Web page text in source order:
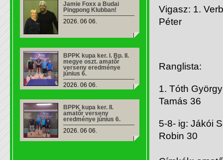
Jamie Foxx a Budai
Pingpong Klubban!
2026. 06 06.
BPPK kupa ker. I. Bp. II.
megye oszt. amatőr
verseny eredménye
június 6.
2026. 06 06.
BPPK kupa ker. II.
amatőr verseny
eredménye június 6.
2026. 06 06.
Vigasz: 1.
Péter
Ranglista:
1. Tóth
Tamás 36
5-8- ig: Jákói
Robin 30